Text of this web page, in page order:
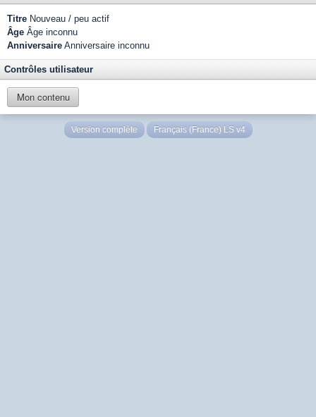
Titre Nouveau / peu actif
Âge Âge inconnu
Anniversaire Anniversaire inconnu
Contrôles utilisateur
Mon contenu
Version complète Français (France) LS v4